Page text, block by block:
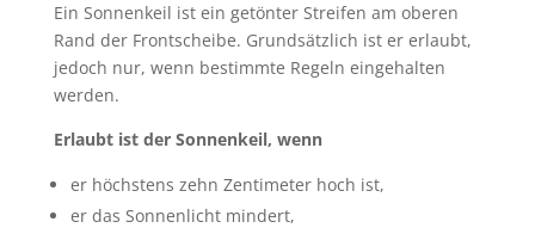
Ein Sonnenkeil ist ein getönter Streifen am oberen
Rand der Frontscheibe. Grundsätzlich ist er erlaubt,
jedoch nur, wenn bestimmte Regeln eingehalten
werden.
Erlaubt ist der Sonnenkeil, wenn
er höchstens zehn Zentimeter hoch ist,
er das Sonnenlicht mindert,